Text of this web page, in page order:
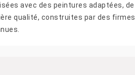
avec des peintures adaptées, de
qualité, construites par des firmes